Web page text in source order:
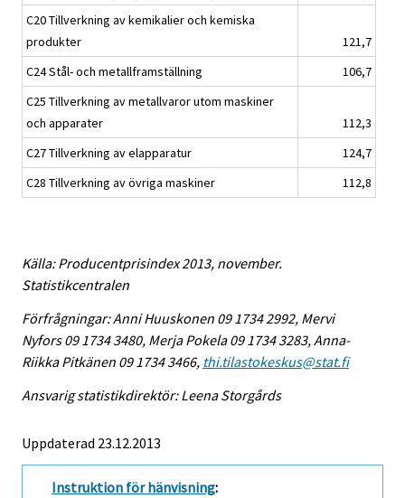
C20 Tillverkning av kemikalier och kemiska
produkter
121,7
C24 Stål- och metallframställning
106,7
C25 Tillverkning av metallvaror utom maskiner
och apparater
112,3
C27 Tillverkning av elapparatur
124,7
C28 Tillverkning av övriga maskiner
112,8
Källa: Producentprisindex 2013, november.
Statistikcentralen
Förfrågningar: Anni Huuskonen 09 1734 2992, Mervi
Nyfors 09 1734 3480, Merja Pokela 09 1734 3283, Anna-
Riikka Pitkänen 09 1734 3466, thi.tilastokeskus@stat.fi
Ansvarig statistikdirektör: Leena Storgårds
Uppdaterad 23.12.2013
Instruktion för hänvisning: